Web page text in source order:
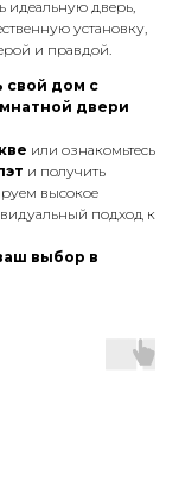
идеальную дверь,
установку,
и правдой.
свой дом с
двери
или ознакомьтесь
и получить
высокое
подход к
выбор в